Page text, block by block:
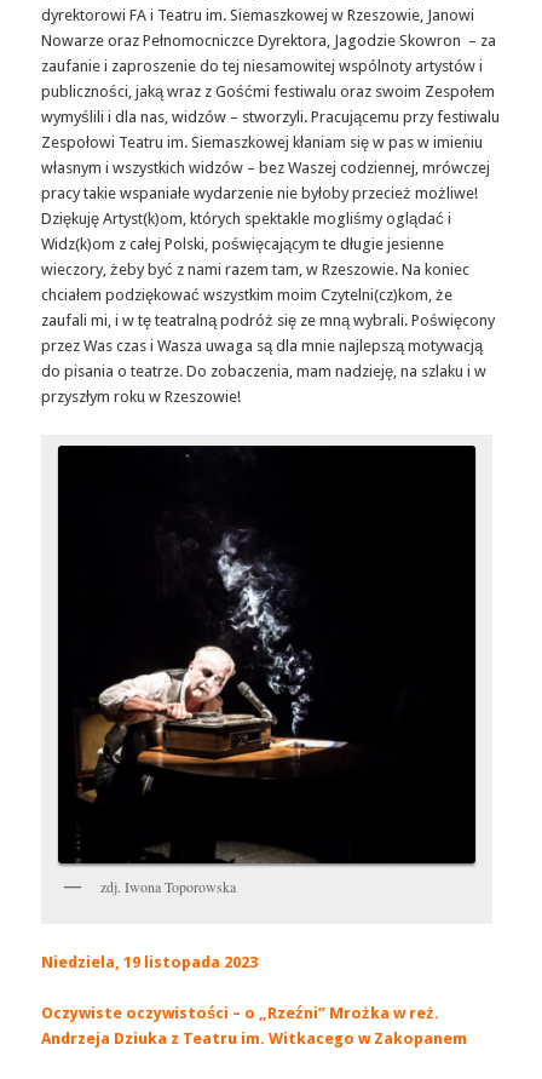
dyrektorowi FA i Teatru im. Siemaszkowej w Rzeszowie, Janowi
Nowarze oraz Pełnomocniczce Dyrektora, Jagodzie Skowron – za
zaufanie i zaproszenie do tej niesamowitej wspólnoty artystów i
publiczności, jaką wraz z Gośćmi festiwalu oraz swoim Zespołem
wymyślili i dla nas, widzów – stworzyli. Pracującemu przy festiwalu
Zespołowi Teatru im. Siemaszkowej kłaniam się w pas w imieniu
własnym i wszystkich widzów – bez Waszej codziennej, mrówczej
pracy takie wspaniałe wydarzenie nie byłoby przecież możliwe!
Dziękuję Artyst(k)om, których spektakle mogliśmy oglądać i
Widz(k)om z całej Polski, poświęcającym te długie jesienne
wieczory, żeby być z nami razem tam, w Rzeszowie. Na koniec
chciałem podziękować wszystkim moim Czytelni(cz)kom, że
zaufali mi, i w tę teatralną podróż się ze mną wybrali. Poświęcony
przez Was czas i Wasza uwaga są dla mnie najlepszą motywacją
do pisania o teatrze. Do zobaczenia, mam nadzieję, na szlaku i w
przyszłym roku w Rzeszowie!
zdj. Iwona Toporowska
Niedziela, 19 listopada 2023
Oczywiste oczywistości – o „Rzeźni” Mrożka w reż.
Andrzeja Dziuka z Teatru im. Witkacego w Zakopanem